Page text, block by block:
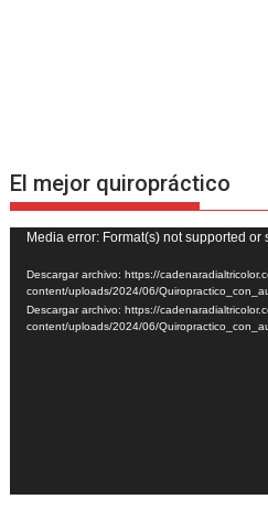
El mejor quiropráctico
Reproductor
de
vídeo
Media error: Format(s) not supported or
Descargar archivo: https://
content/uploads/2024/06/
Descargar archivo: https://
content/uploads/2024/06/